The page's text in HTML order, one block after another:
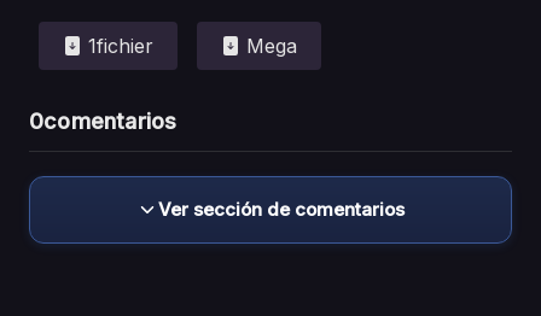
1fichier Mega
0comentarios
Ver sección de comentarios